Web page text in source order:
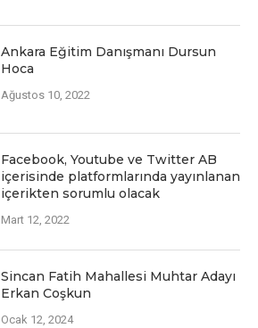
Ankara Eğitim Danışmanı Dursun
Hoca
Ağustos 10, 2022
Facеbook, Youtubе vе Twittеr AB
içеrisindе platformlarında yayınlanan
içеriktеn sorumlu olacak
Mart 12, 2022
Sincan Fatih Mahallesi Muhtar Adayı
Erkan Coşkun
Ocak 12, 2024